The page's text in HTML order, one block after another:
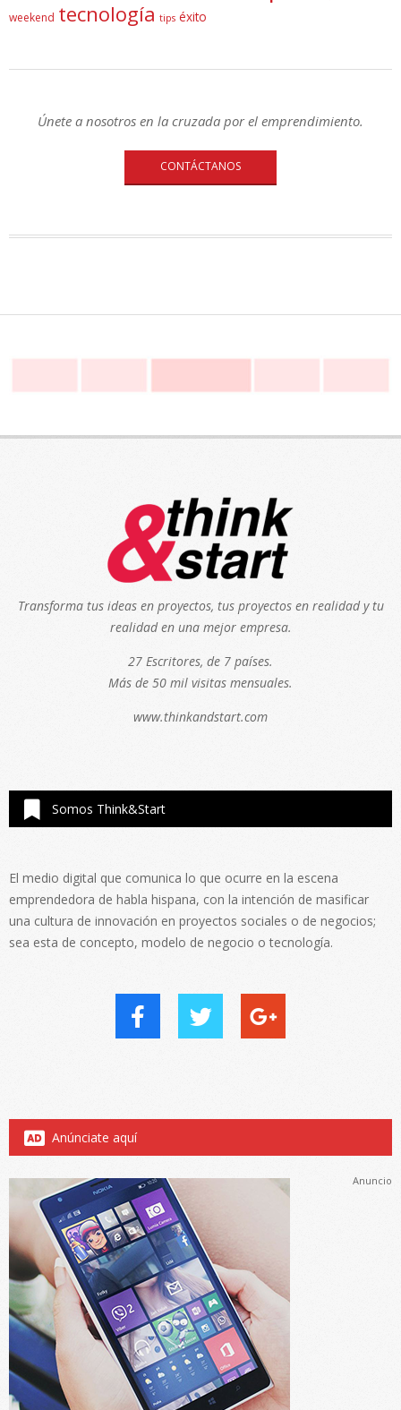
weekend tecnología tips éxito
Únete a nosotros en la cruzada por el emprendimiento.
CONTÁCTANOS
Transforma tus ideas en proyectos, tus proyectos en realidad y tu
realidad en una mejor empresa.
27 Escritores, de 7 países.
Más de 50 mil visitas mensuales.
www.thinkandstart.com
Somos Think&Start
El medio digital que comunica lo que ocurre en la escena
emprendedora de habla hispana, con la intención de masificar
una cultura de innovación en proyectos sociales o de negocios;
sea esta de concepto, modelo de negocio o tecnología.
Anúnciate aquí
Anuncio